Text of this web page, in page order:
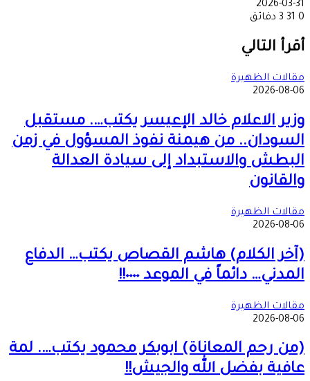
2026-03-31
0
3 دقائق
عبر
البريد
أقرأ التالي
مقالات الظهيرة
2026-08-06
وزير الاعلام خالد الإعيسر يكتب…. مستقبل
السودان.. من هيمنة نفوذ المسؤول في زمن
البطش والاستبداد إلى سيادة العدالة
والقانون
مقالات الظهيرة
2026-08-06
(آخر الكلام) هاشم القصاص يكتب… الدفاع
المدني… دائماً في الموعد ٠٠٠٠!!
مقالات الظهيرة
2026-08-06
(من رحم المعاناة) ابوبكر محمود يكتب…. لمة
عافية بفضل الله والجيش!!